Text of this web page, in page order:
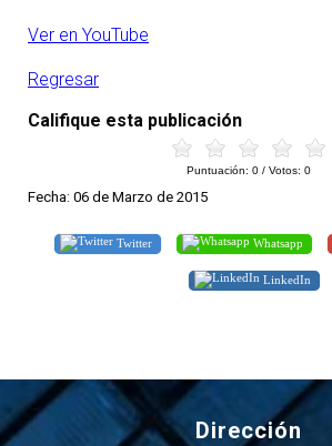
Ver en YouTube
Regresar
Califique esta publicación
Puntuación: 0 / Votos: 0
Fecha: 06 de Marzo de 2015
Twitter Whatsapp
LinkedIn
Dirección